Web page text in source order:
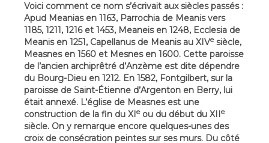
Voici comment ce nom s’écrivait aux siècles passés :
Apud Meanias en 1163, Parrochia de Meanis vers
1185, 1211, 1216 et 1453, Meaneis en 1248, Ecclesia de
Meanis en 1251, Capellanus de Meanis au XIVesiècle,
Measnes en 1560 et Mesnes en 1600. Cette paroisse
de l’ancien archiprêtré d’Anzème est dite dépendre
du Bourg-Dieu en 1212. En 1582, Fontgilbert, sur la
paroisse de Saint-Étienne d’Argenton en Berry, lui
était annexé. L’église de Measnes est une
construction de la fin du XIeou du début du XIIe
siècle. On y remarque encore quelques-unes des
croix de consécration peintes sur ses murs. Du côté